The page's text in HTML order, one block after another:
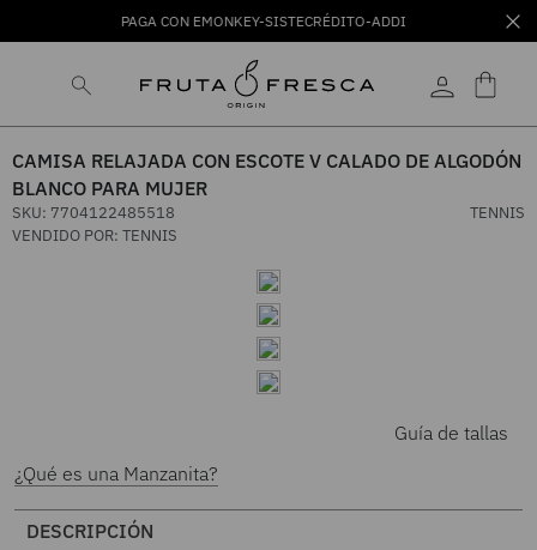
PAGA CON EMONKEY-SISTECRÉDITO-ADDI
CAMISA RELAJADA CON ESCOTE V CALADO DE ALGODÓN
BLANCO PARA MUJER
SKU: 7704122485518
TENNIS
VENDIDO POR: TENNIS
Guía de tallas
¿Qué es una Manzanita?
DESCRIPCIÓN